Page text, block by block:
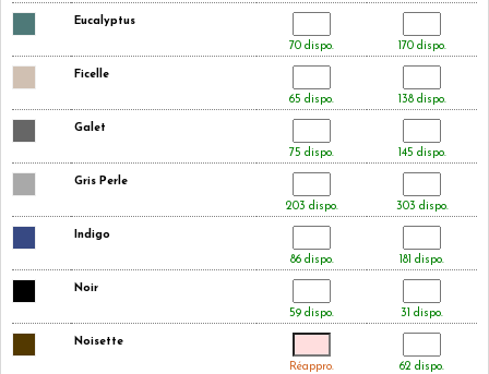
Eucalyptus
70 dispo. 170 dispo.
Ficelle
65 dispo. 138 dispo.
Galet
75 dispo. 145 dispo.
Gris Perle
203 dispo. 303 dispo.
Indigo
86 dispo. 181 dispo.
Noir
59 dispo. 31 dispo.
Noisette
Réappro. 62 dispo.